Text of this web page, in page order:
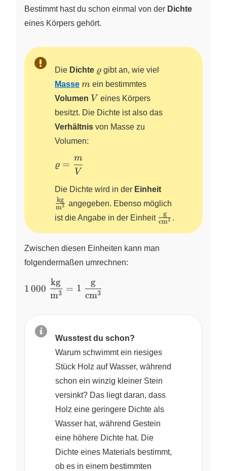
Bestimmt hast du schon einmal von der Dichte
eines Körpers gehört.
Die Dichte \varrho
ϱ gibt an, wie viel
Masse m
m ein bestimmtes
Volumen V
V eines Körpers
besitzt. Die Dichte ist also das
Verhältnis von Masse zu
Volumen:
\varrho=\dfrac{m}
ϱ =
V
m
Die Dichte wird in der Einheit
{\pu{m}^3}
m3
kg angegeben. Ebenso möglich
ist die Angabe in der Einheit \frac{\pu{g}}
{\pu{cm}^3}
cm3
g .
Zwischen diesen Einheiten kann man
folgendermaßen umrechnen:
1\,000~\dfrac{\pu{kg}}
{\pu{m}^3}=1~\dfrac{\pu{g}}
1 000
m3
kg
= 1
cm3
g
Wusstest du schon?
Warum schwimmt ein riesiges
Stück Holz auf Wasser, während
schon ein winzig kleiner Stein
versinkt? Das liegt daran, dass
Holz eine geringere Dichte als
Wasser hat, während Gestein
eine höhere Dichte hat. Die
Dichte eines Materials bestimmt,
ob es in einem bestimmten